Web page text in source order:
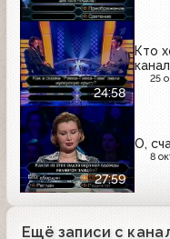
24:58
Кто
25
27:59
О,
8
Ещё записи с